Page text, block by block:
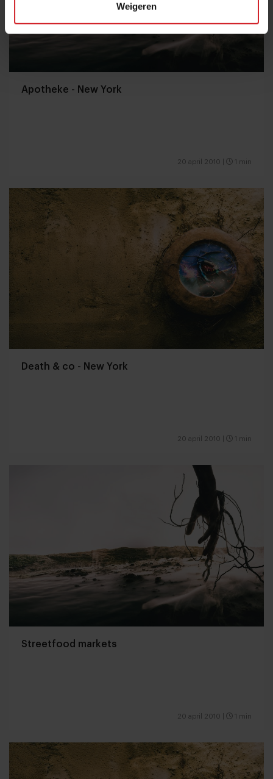
Weigeren
Apotheke - New York
20 april 2010 1 min
Death & co - New York
20 april 2010 1 min
Streetfood markets
20 april 2010 1 min